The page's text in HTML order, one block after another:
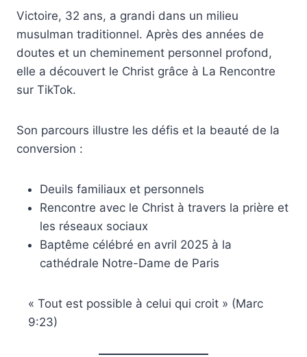
Victoire, 32 ans, a grandi dans un milieu
musulman traditionnel. Après des années de
doutes et un cheminement personnel profond,
elle a découvert le Christ grâce à La Rencontre
sur TikTok.
Son parcours illustre les défis et la beauté de la
conversion :
Deuils familiaux et personnels
Rencontre avec le Christ à travers la prière et
les réseaux sociaux
Baptême célébré en avril 2025 à la
cathédrale Notre-Dame de Paris
« Tout est possible à celui qui croit » (Marc
9:23)